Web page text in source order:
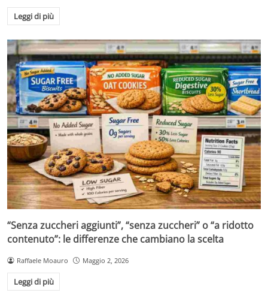
Leggi di più
“Senza zuccheri aggiunti”, “senza zuccheri” o “a ridotto
contenuto”: le differenze che cambiano la scelta
Raffaele Moauro Maggio 2, 2026
Leggi di più